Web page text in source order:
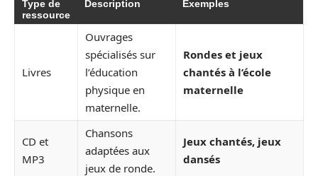
Type de
ressource
Description Exemples
Livres
Ouvrages
spécialisés sur
l’éducation
physique en
maternelle.
Rondes et jeux
chantés à l’école
maternelle
CD et
MP3
Chansons
adaptées aux
jeux de ronde.
Jeux chantés, jeux
dansés